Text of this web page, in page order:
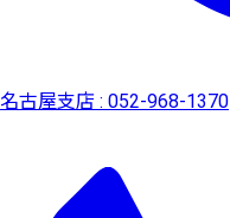
名古屋支店 : 052-968-1370